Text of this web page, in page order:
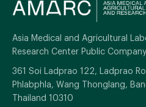
Asia Medical and Agricultural
Research Center Public
361 Soi Ladprao 122, Ladprao
Phlabphla, Wang Thonglang,
Thailand 10310